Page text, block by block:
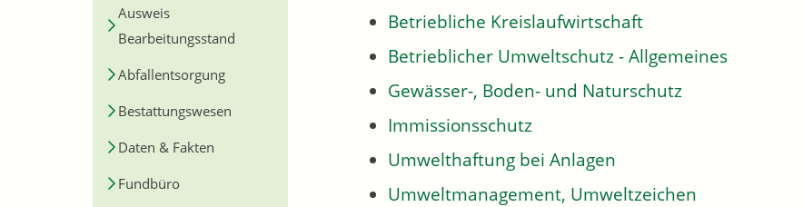
Ausweis
Bearbeitungsstand
Abfallentsorgung
Bestattungswesen
Daten & Fakten
Fundbüro
Betriebliche Kreislaufwirtschaft
Betrieblicher Umweltschutz - Allgemeines
Gewässer-, Boden- und Naturschutz
Immissionsschutz
Umwelthaftung bei Anlagen
Umweltmanagement, Umweltzeichen